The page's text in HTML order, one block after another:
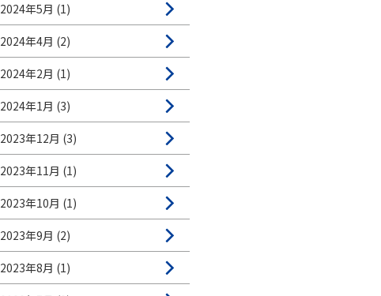
2024年5月 (1)
2024年4月 (2)
2024年2月 (1)
2024年1月 (3)
2023年12月 (3)
2023年11月 (1)
2023年10月 (1)
2023年9月 (2)
2023年8月 (1)